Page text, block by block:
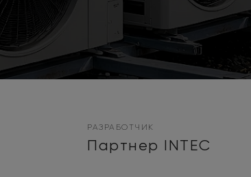
РАЗРАБОТЧИК
Партнер INTEC